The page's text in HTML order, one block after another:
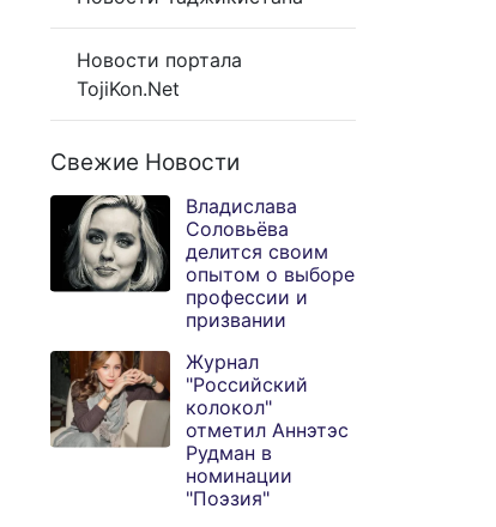
Новости портала
TojiKon.Net
Свежие Новости
Владислава
Соловьёва
делится своим
опытом о выборе
профессии и
призвании
Журнал
"Российский
колокол"
отметил Аннэтэс
Рудман в
номинации
"Поэзия"